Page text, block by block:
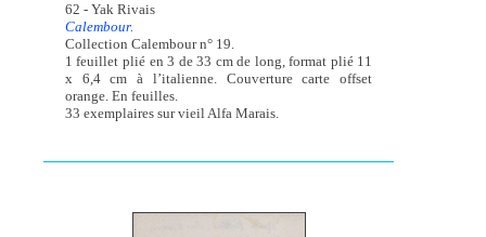
62 - Yak Rivais
Calembour.
Collection Calembour n° 19.
1 feuillet plié en 3 de 33 cm de long, format plié 11
x 6,4 cm à l’italienne. Couverture carte offset
orange. En feuilles.
33 exemplaires sur vieil Alfa Marais.